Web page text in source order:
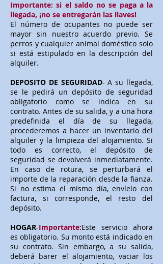
Importante: si el saldo no se paga a la
llegada, ¡no se entregarán las llaves!
El número de ocupantes no puede ser
mayor sin nuestro acuerdo previo. Se
perros y cualquier animal doméstico solo
si está estipulado en la descripción del
alquiler.
DEPOSITO DE SEGURIDAD- A su llegada,
se le pedirá un depósito de seguridad
obligatorio como se indica en su
contrato. Antes de su salida, y a una hora
predefinida el día de su llegada,
procederemos a hacer un inventario del
alquiler y la limpieza del alojamiento. Si
todo es correcto, el depósito de
seguridad se devolverá inmediatamente.
En caso de rotura, se perturbará el
importe de la reparación desde la fianza.
Si no estima el mismo día, envíelo con
factura, si corresponde, el resto del
depósito.
HOGAR-Importante:Este servicio ahora
es obligatorio. Su monto está indicado en
su contrato. Sin embargo, a su salida,
deberá barer el alojamiento, vaciar los